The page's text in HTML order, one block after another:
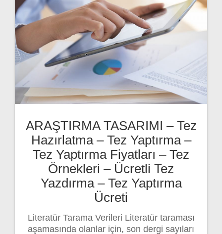
ARAŞTIRMA TASARIMI – Tez
Hazırlatma – Tez Yaptırma –
Tez Yaptırma Fiyatları – Tez
Örnekleri – Ücretli Tez
Yazdırma – Tez Yaptırma
Ücreti
Literatür Tarama Verileri Literatür taraması
aşamasında olanlar için, son dergi sayıları